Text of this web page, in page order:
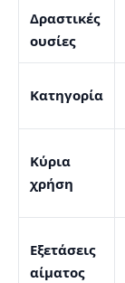
Δραστικές
ουσίες
Κατηγορία
Κύρια
χρήση
Εξετάσεις
αίματος